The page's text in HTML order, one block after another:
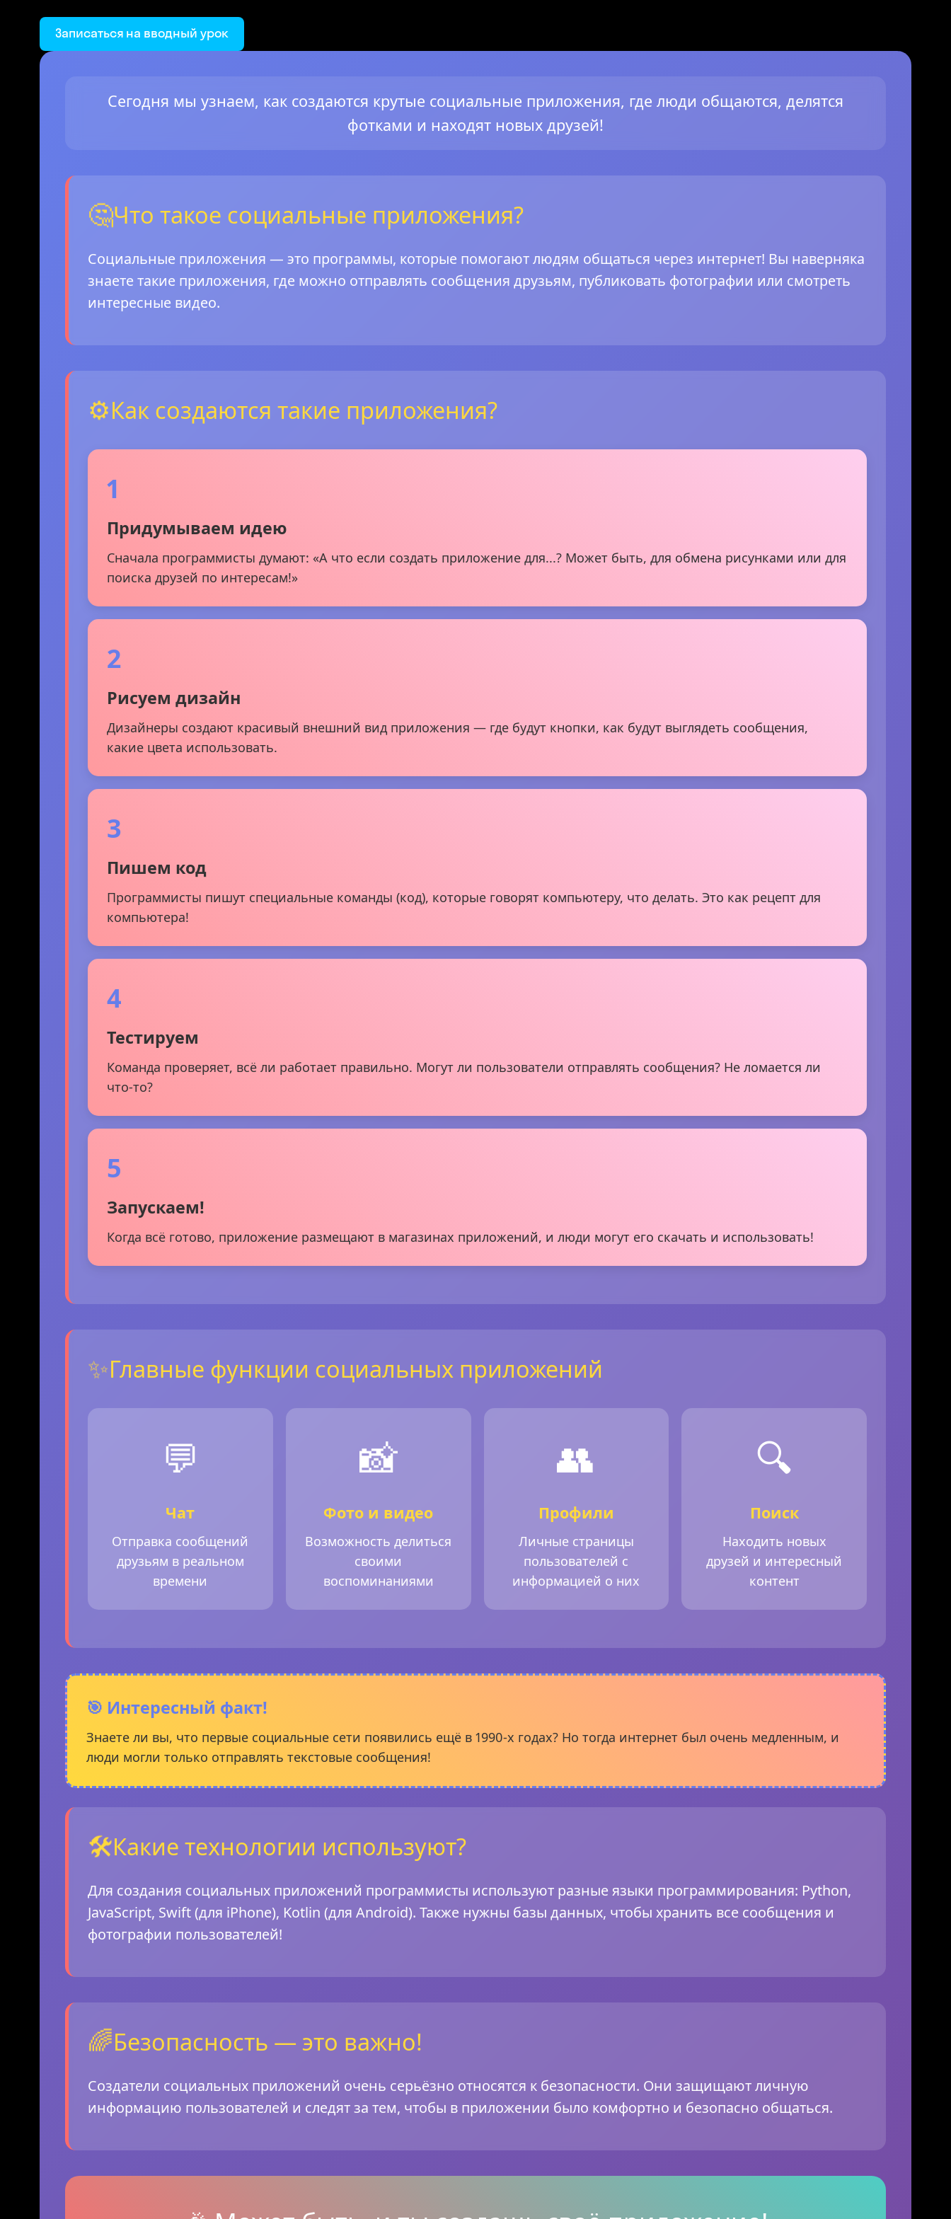
Записаться на вводный урок
Сегодня мы узнаем, как создаются крутые социальные приложения, где люди общаются, делятся
фотками и находят новых друзей!
🤔Что такое социальные приложения?
Социальные приложения — это программы, которые помогают людям общаться через интернет! Вы наверняка
знаете такие приложения, где можно отправлять сообщения друзьям, публиковать фотографии или смотреть
интересные видео.
⚙️Как создаются такие приложения?
1
Придумываем идею
Сначала программисты думают: «А что если создать приложение для...? Может быть, для обмена рисунками или для
поиска друзей по интересам!»
2
Рисуем дизайн
Дизайнеры создают красивый внешний вид приложения — где будут кнопки, как будут выглядеть сообщения,
какие цвета использовать.
3
Пишем код
Программисты пишут специальные команды (код), которые говорят компьютеру, что делать. Это как рецепт для
компьютера!
4
Тестируем
Команда проверяет, всё ли работает правильно. Могут ли пользователи отправлять сообщения? Не ломается ли
что-то?
5
Запускаем!
Когда всё готово, приложение размещают в магазинах приложений, и люди могут его скачать и использовать!
✨Главные функции социальных приложений
💬
Чат
Отправка сообщений
друзьям в реальном
времени
📸
Фото и видео
Возможность делиться
своими
воспоминаниями
👥
Профили
Личные страницы
пользователей с
информацией о них
🔍
Поиск
Находить новых
друзей и интересный
контент
🎯 Интересный факт!
Знаете ли вы, что первые социальные сети появились ещё в 1990-х годах? Но тогда интернет был очень медленным, и
люди могли только отправлять текстовые сообщения!
🛠️Какие технологии используют?
Для создания социальных приложений программисты используют разные языки программирования: Python,
JavaScript, Swift (для iPhone), Kotlin (для Android). Также нужны базы данных, чтобы хранить все сообщения и
фотографии пользователей!
🌈Безопасность — это важно!
Создатели социальных приложений очень серьёзно относятся к безопасности. Они защищают личную
информацию пользователей и следят за тем, чтобы в приложении было комфортно и безопасно общаться.